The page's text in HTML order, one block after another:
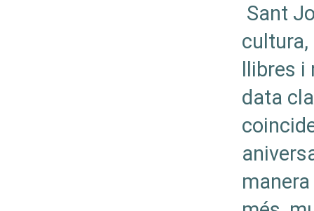
Sant
llibres
data